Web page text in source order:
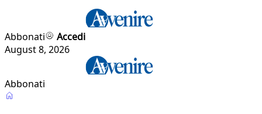
Abbonati
Accedi
August 8, 2026
Abbonati